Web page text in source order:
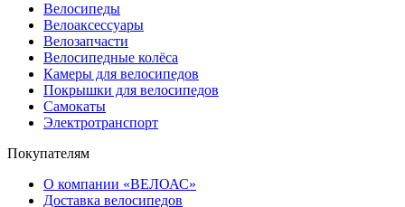
Велосипеды
Велоаксессуары
Велозапчасти
Велосипедные колёса
Камеры для велосипедов
Покрышки для велосипедов
Самокаты
Электротранспорт
Покупателям
О компании «ВЕЛОАС»
Доставка велосипедов